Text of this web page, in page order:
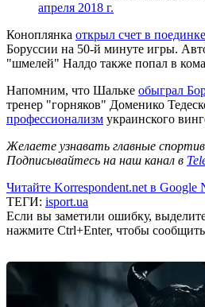
апреля 2018 г.
Коноплянка открыл счет в поединке
Боруссии на 50-й минуте игры.
"шмелей" Налдо также попал в
Напомним, что Шальке обыграл
тренер "горняков" Доменико
профессионализм украинского
Желаете узнавать главные
Подписывайтесь на наш канал в
Читайте Korrespondent.net в Google
ТЕГИ: isport.ua
Если вы заметили ошибку,
нажмите Ctrl+Enter, чтобы